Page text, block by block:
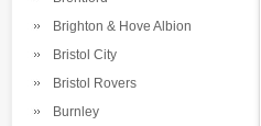
Brighton & Hove Albion
Bristol City
Bristol Rovers
Burnley